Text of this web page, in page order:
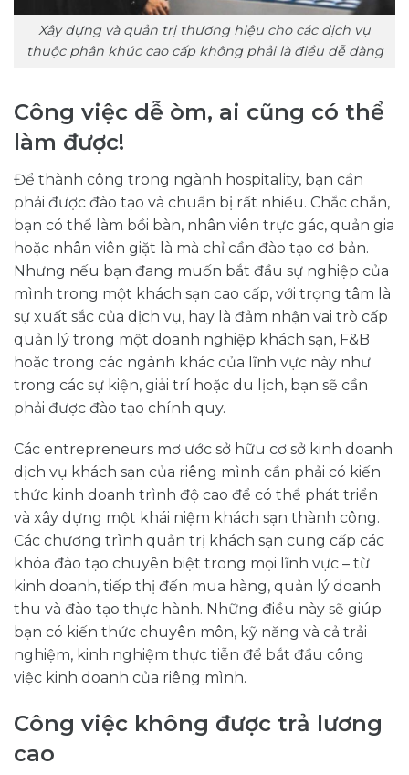
Xây dựng và quản trị thương hiệu cho các dịch vụ
thuộc phân khúc cao cấp không phải là điều dễ dàng
Công việc dễ òm, ai cũng có thể
làm được!
Để thành công trong ngành hospitality, bạn cần
phải được đào tạo và chuẩn bị rất nhiều. Chắc chắn,
bạn có thể làm bồi bàn, nhân viên trực gác, quản gia
hoặc nhân viên giặt là mà chỉ cần đào tạo cơ bản.
Nhưng nếu bạn đang muốn bắt đầu sự nghiệp của
mình trong một khách sạn cao cấp, với trọng tâm là
sự xuất sắc của dịch vụ, hay là đảm nhận vai trò cấp
quản lý trong một doanh nghiệp khách sạn, F&B
hoặc trong các ngành khác của lĩnh vực này như
trong các sự kiện, giải trí hoặc du lịch, bạn sẽ cần
phải được đào tạo chính quy.
Các entrepreneurs mơ ước sở hữu cơ sở kinh doanh
dịch vụ khách sạn của riêng mình cần phải có kiến
thức kinh doanh trình độ cao để có thể phát triển
và xây dựng một khái niệm khách sạn thành công.
Các chương trình quản trị khách sạn cung cấp các
khóa đào tạo chuyên biệt trong mọi lĩnh vực – từ
kinh doanh, tiếp thị đến mua hàng, quản lý doanh
thu và đào tạo thực hành. Những điều này sẽ giúp
bạn có kiến thức chuyên môn, kỹ năng và cả trải
nghiệm, kinh nghiệm thực tiễn để bắt đầu công
việc kinh doanh của riêng mình.
Công việc không được trả lương
cao